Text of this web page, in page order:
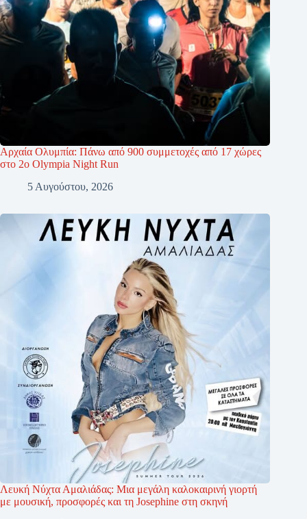
Αρχαία Ολυμπία: Πάνω από 900 συμμετοχές από 17 χώρες
στο 2ο Olympia Night Run
5 Αυγούστου, 2026
Λευκή Νύχτα Αμαλιάδας: Μια μεγάλη καλοκαιρινή γιορτή
με μουσική, προσφορές και τη Josephine στη σκηνή